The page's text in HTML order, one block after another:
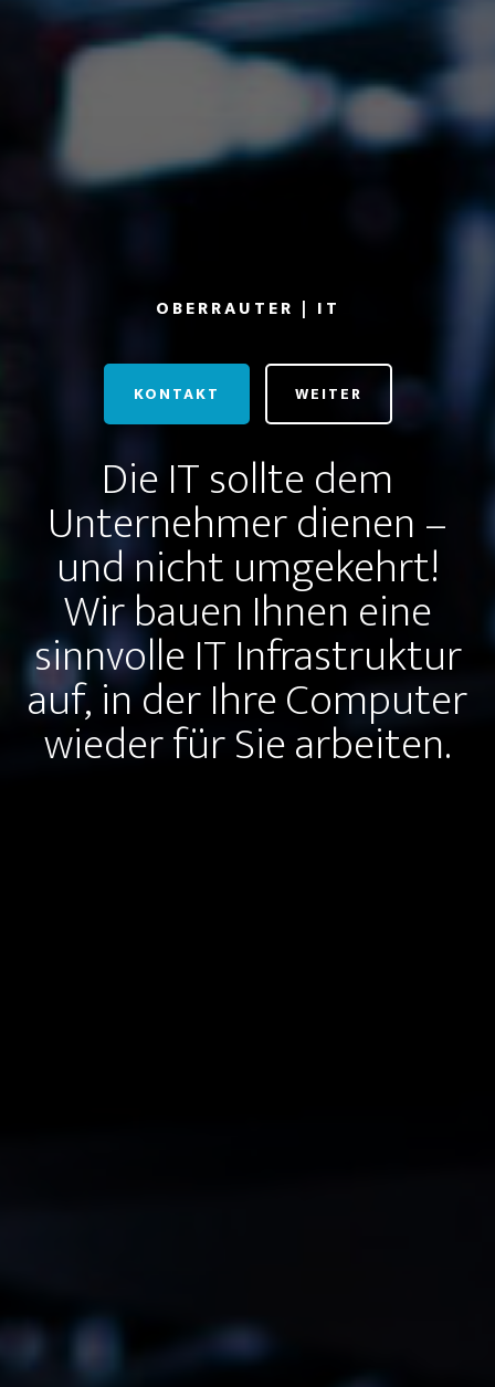
OBERRAUTER | IT
KONTAKT WEITER
Die IT sollte dem
Unternehmer dienen –
und nicht umgekehrt!
Wir bauen Ihnen eine
sinnvolle IT Infrastruktur
auf, in der Ihre Computer
wieder für Sie arbeiten.